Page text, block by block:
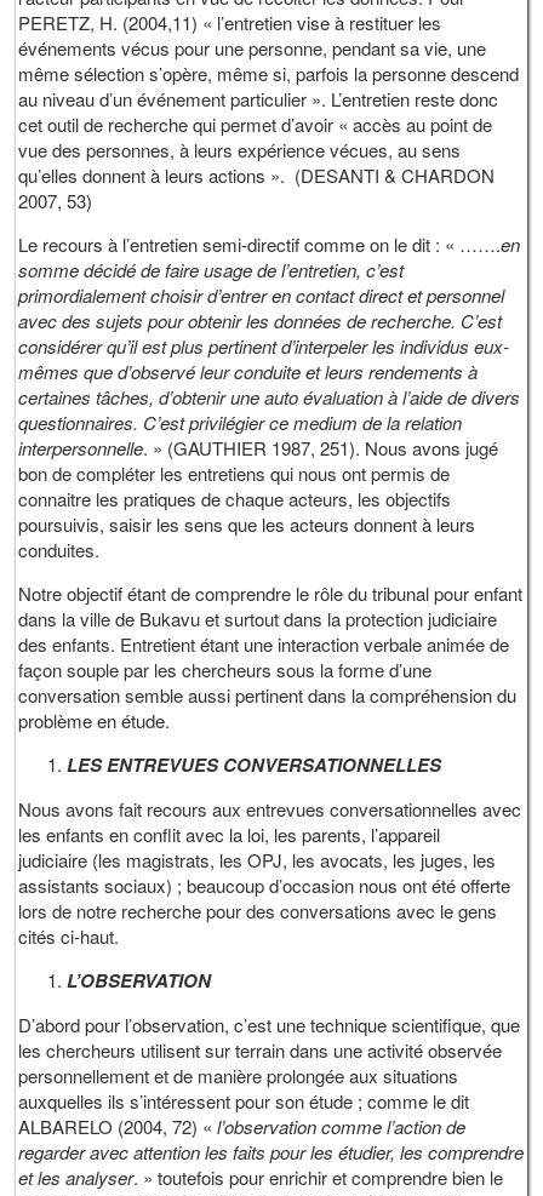
PERETZ, H. (2004,11) « l’entretien vise à restituer les
événements vécus pour une personne, pendant sa vie, une
même sélection s’opère, même si, parfois la personne descend
au niveau d’un événement particulier ». L’entretien reste donc
cet outil de recherche qui permet d’avoir « accès au point de
vue des personnes, à leurs expérience vécues, au sens
qu’elles donnent à leurs actions ». (DESANTI & CHARDON
2007, 53)
Le recours à l’entretien semi-directif comme on le dit : « …….en
somme décidé de faire usage de l’entretien, c’est
primordialement choisir d’entrer en contact direct et personnel
avec des sujets pour obtenir les données de recherche. C’est
considérer qu’il est plus pertinent d’interpeler les individus eux-
mêmes que d’observé leur conduite et leurs rendements à
certaines tâches, d’obtenir une auto évaluation à l’aide de divers
questionnaires. C’est privilégier ce medium de la relation
interpersonnelle. » (GAUTHIER 1987, 251). Nous avons jugé
bon de compléter les entretiens qui nous ont permis de
connaitre les pratiques de chaque acteurs, les objectifs
poursuivis, saisir les sens que les acteurs donnent à leurs
conduites.
Notre objectif étant de comprendre le rôle du tribunal pour enfant
dans la ville de Bukavu et surtout dans la protection judiciaire
des enfants. Entretient étant une interaction verbale animée de
façon souple par les chercheurs sous la forme d’une
conversation semble aussi pertinent dans la compréhension du
problème en étude.
LES ENTREVUES CONVERSATIONNELLES
Nous avons fait recours aux entrevues conversationnelles avec
les enfants en conflit avec la loi, les parents, l’appareil
judiciaire (les magistrats, les OPJ, les avocats, les juges, les
assistants sociaux) ; beaucoup d’occasion nous ont été offerte
lors de notre recherche pour des conversations avec le gens
cités ci-haut.
L’OBSERVATION
D’abord pour l’observation, c’est une technique scientifique, que
les chercheurs utilisent sur terrain dans une activité observée
personnellement et de manière prolongée aux situations
auxquelles ils s’intéressent pour son étude ; comme le dit
ALBARELO (2004, 72) «l’observation comme l’action de
regarder avec attention les faits pour les étudier, les comprendre
et les analyser. » toutefois pour enrichir et comprendre bien le